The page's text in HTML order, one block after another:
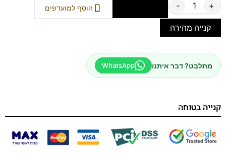
- + הוסף למועדפים
קנייה מהירה
מתלבט? דבר איתנו WhatsApp
קנייה בטוחה